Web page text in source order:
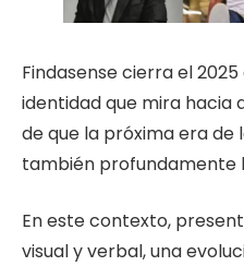
Findasense cierra el
identidad que mira hacia
de que la próxima era de
también profundamente
En este contexto,
visual y verbal, una